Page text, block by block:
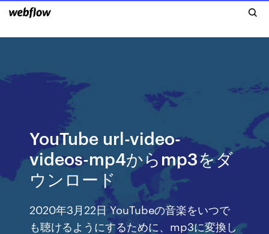
YouTube url-video-
videos-mp4からmp3をダ
ウンロード
2020年3月22日 YouTubeの音楽をいつで
も聴けるようにするために、mp3に変換し